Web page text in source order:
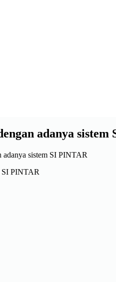
adanya sistem
SI PINTAR